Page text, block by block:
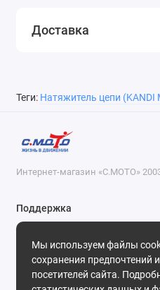
Доставка
Теги: Натяжитель цепи (KANDI
Мы используем файлы
сохранения предпочтений
посетителей сайта.
Интернет-магазин «С.МОТО»
Поддержка
8-800-55-00-327
Будни, с 09-30 до 18-30
Мы в сети